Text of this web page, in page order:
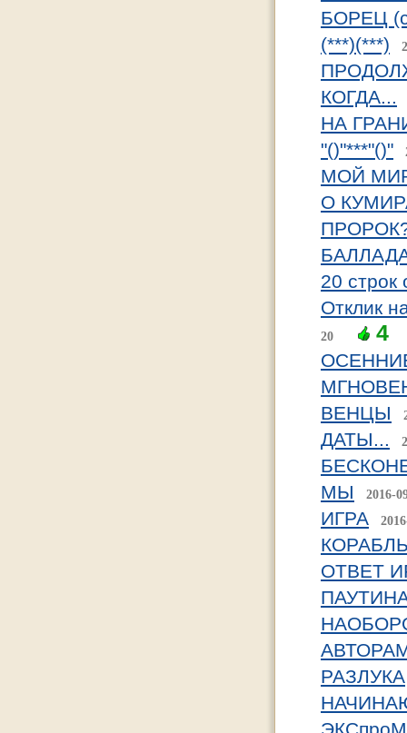
БОРЕЦ
(***)(***)
КОГДА...
НА
"()"***"()"
МОЙ
О
20 строк
Отклик
20 4
ВЕНЦЫ
ДАТЫ...
МЫ
2016-
ИГРА
ОТВЕТ
РАЗЛУКА